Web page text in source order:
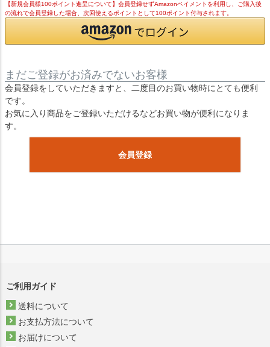
【新規会員様100ポイント進呈について】会員登録せずAmazonペイメントを利用し、ご購入後
の流れで会員登録した場合、次回使えるポイントとして100ポイント付与されます。
まだご登録がお済みでないお客様
会員登録をしていただきますと、二度目のお買い物時にとても便利
です。
お気に入り商品をご登録いただけるなどお買い物が便利になりま
す。
会員登録
ご利用ガイド
送料について
お支払方法について
お届けについて